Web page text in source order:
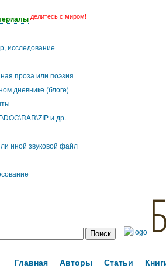
делитесь с миром!
исследование
проза или поэзия
дневнике (блоге)
и др.
иной звуковой файл
Главная Авторы Статьи